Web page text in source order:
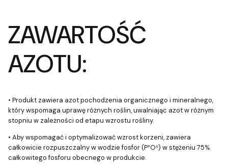
ZAWARTOŚĆ
AZOTU:
• Produkt zawiera azot pochodzenia organicznego i mineralnego,
który wspomaga uprawę różnych roślin, uwalniając azot w różnym
stopniu w zależności od etapu wzrostu rośliny.
• Aby wspomagać i optymalizować wzrost korzeni, zawiera
całkowicie rozpuszczalny w wodzie fosfor (P²O⁵) w stężeniu 75%
całkowitego fosforu obecnego w produkcie.